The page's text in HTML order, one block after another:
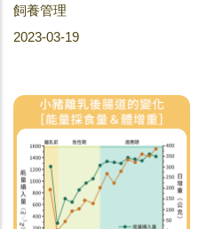
飼養管理
2023-03-19